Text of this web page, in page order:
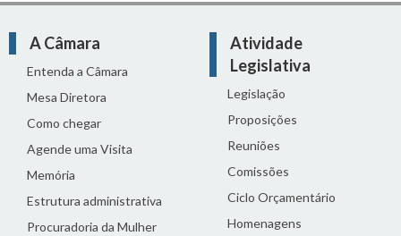
A Câmara
Entenda a Câmara
Mesa Diretora
Como chegar
Agende uma Visita
Memória
Estrutura administrativa
Procuradoria da Mulher
Atividade
Legislativa
Legislação
Proposições
Reuniões
Comissões
Ciclo Orçamentário
Homenagens